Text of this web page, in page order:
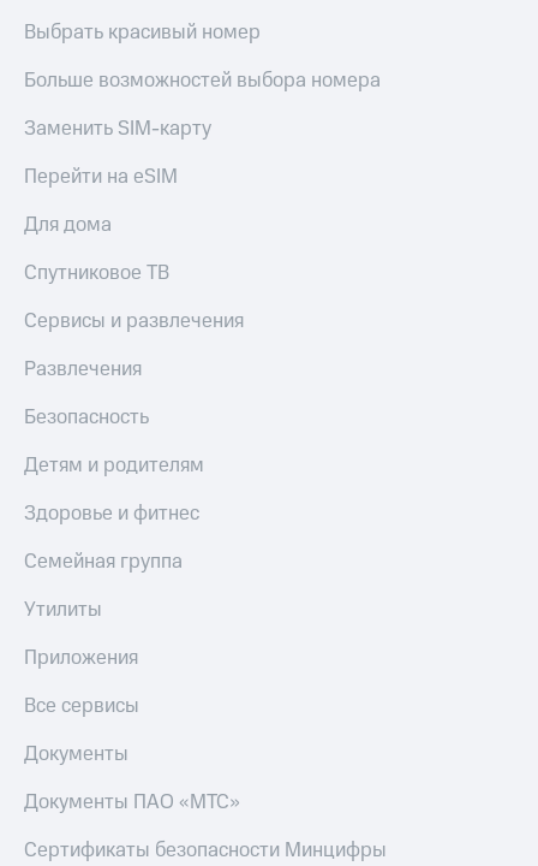
Выбрать красивый номер
Больше возможностей выбора номера
Заменить SIM-карту
Перейти на eSIM
Для дома
Спутниковое ТВ
Сервисы и развлечения
Развлечения
Безопасность
Детям и родителям
Здоровье и фитнес
Семейная группа
Утилиты
Приложения
Все сервисы
Документы
Документы ПАО «МТС»
Сертификаты безопасности Минцифры